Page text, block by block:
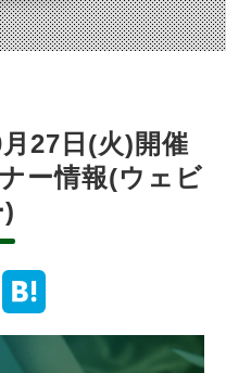
ー
ロード
月27日(火)開催
ー情報(ウェビ